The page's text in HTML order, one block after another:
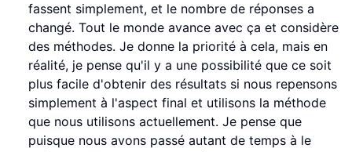
fassent simplement, et le nombre de réponses a
changé. Tout le monde avance avec ça et considère
des méthodes. Je donne la priorité à cela, mais en
réalité, je pense qu'il y a une possibilité que ce soit
plus facile d'obtenir des résultats si nous repensons
simplement à l'aspect final et utilisons la méthode
que nous utilisons actuellement. Je pense que
puisque nous avons passé autant de temps à le